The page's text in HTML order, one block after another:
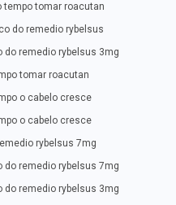
tempo tomar roacutan
do remedio rybelsus
do remedio rybelsus 3mg
tomar roacutan
o cabelo cresce
o cabelo cresce
rybelsus 7mg
do remedio rybelsus 7mg
do remedio rybelsus 3mg